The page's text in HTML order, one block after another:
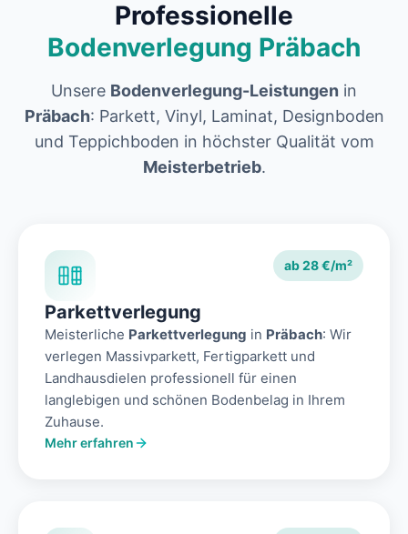
Professionelle
Bodenverlegung Präbach
Unsere Bodenverlegung-Leistungen in
Präbach: Parkett, Vinyl, Laminat, Designboden
und Teppichboden in höchster Qualität vom
Meisterbetrieb.
ab 28 €/m²
Parkettverlegung
Meisterliche Parkettverlegung in Präbach: Wir
verlegen Massivparkett, Fertigparkett und
Landhausdielen professionell für einen
langlebigen und schönen Bodenbelag in Ihrem
Zuhause.
Mehr erfahren